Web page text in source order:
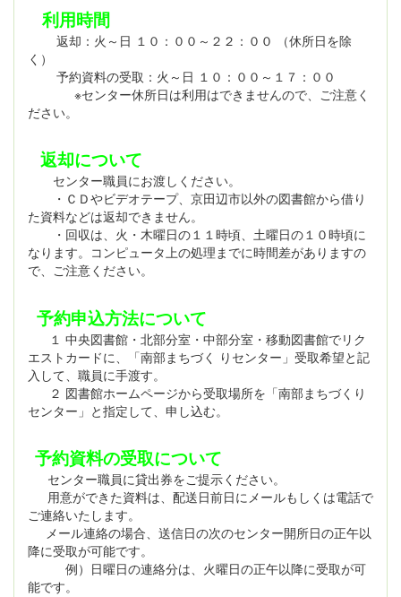
利用時間
返却：火～日 １０：００～２２：００ （休所日を除
く）
予約資料の受取：火～日 １０：００～１７：００
※センター休所日は利用はできませんので、ご注意く
ださい。
返却について
センター職員にお渡しください。
・ＣＤやビデオテープ、京田辺市以外の図書館から借り
た資料などは返却できません。
・回収は、火・木曜日の１１時頃、土曜日の１０時頃に
なります。コンピュータ上の処理までに時間差がありますの
で、ご注意ください。
予約申込方法について
１ 中央図書館・北部分室・中部分室・移動図書館でリク
エストカードに、「南部まちづく りセンター」受取希望と記
入して、職員に手渡す。
２ 図書館ホームページから受取場所を「南部まちづくり
センター」と指定して、申し込む。
予約資料の受取について
センター職員に貸出券をご提示ください。
用意ができた資料は、配送日前日にメールもしくは電話で
ご連絡いたします。
メール連絡の場合、送信日の次のセンター開所日の正午以
降に受取が可能です。
例）日曜日の連絡分は、火曜日の正午以降に受取が可
能です。